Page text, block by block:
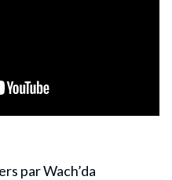
par Wach’da